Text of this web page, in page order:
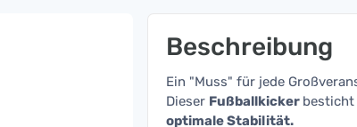
Beschreibung
Ein "Muss" für jede
Dieser Fußballkicker besticht
optimale Stabilität.